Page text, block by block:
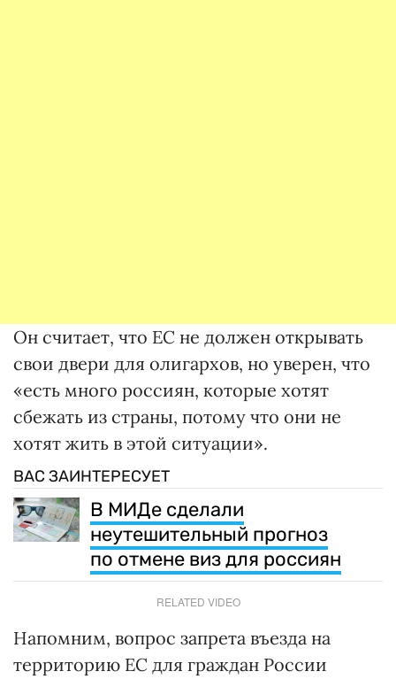
Он считает, что ЕС не должен открывать
свои двери для олигархов, но уверен, что
«есть много россиян, которые хотят
сбежать из страны, потому что они не
хотят жить в этой ситуации».
ВАС ЗАИНТЕРЕСУЕТ
В МИДе сделали
неутешительный прогноз
по отмене виз для россиян
RELATED VIDEO
Напомним, вопрос запрета въезда на
территорию ЕС для граждан России